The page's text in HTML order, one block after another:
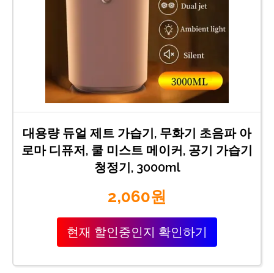
대용량 듀얼 제트 가습기, 무화기 초음파 아
로마 디퓨저, 쿨 미스트 메이커, 공기 가습기
청정기, 3000ml
2,060원
현재 할인중인지 확인하기